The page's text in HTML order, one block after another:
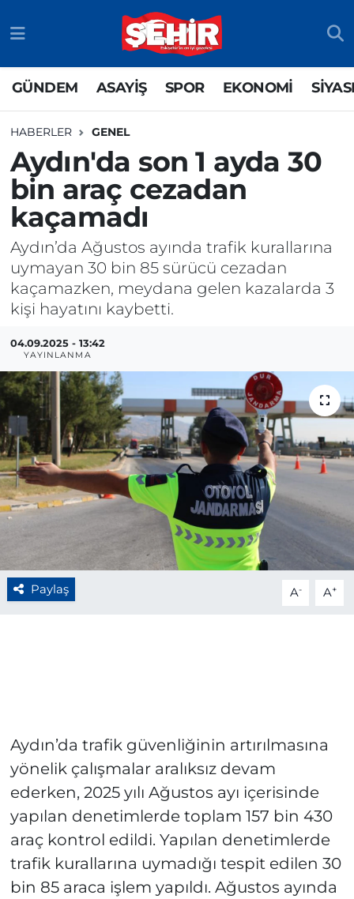
GÜNDEM ASAYİŞ SPOR EKONOMİ
HABERLER GENEL
Aydın'da son 1 ayda 30
bin araç cezadan
kaçamadı
Aydın’da Ağustos ayında trafik kurallarına
uymayan 30 bin 85 sürücü cezadan
kaçamazken, meydana gelen kazalarda 3
kişi hayatını kaybetti.
04.09.2025 - 13:42
YAYINLANMA
Paylaş A- A+
Aydın’da trafik güvenliğinin artırılmasına
yönelik çalışmalar aralıksız devam
ederken, 2025 yılı Ağustos ayı içerisinde
yapılan denetimlerde toplam 157 bin 430
araç kontrol edildi. Yapılan denetimlerde
trafik kurallarına uymadığı tespit edilen 30
bin 85 araca işlem yapıldı. Ağustos ayında
SPOR
EKONOMİ
SİYASET
RESMİ İLAN
SİYASET
SPOR
EKONOMİ
EĞİTİM
SAĞLIK
TEKNOLOJİ
BÖLGE
YAŞAM
DÜNYA
GENEL
GÜNCEL
RESMİ İLAN
Odunpazarı Nöbetçi Eczaneler
Odunpazarı Hava Durumu
Odunpazarı Trafik Yoğunluk Haritası
TFF 3.Lig 4.Grup Puan Durumu ve Fikstür
Tüm Manşetler
Son Dakika Haberleri
Haber Arşivi